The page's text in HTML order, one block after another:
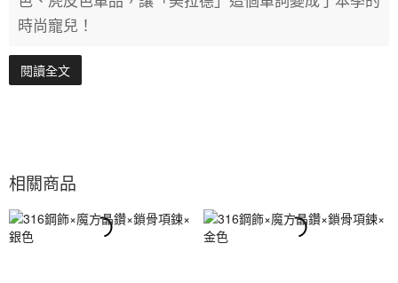
時尚寵兒！
閱讀全文
相關商品